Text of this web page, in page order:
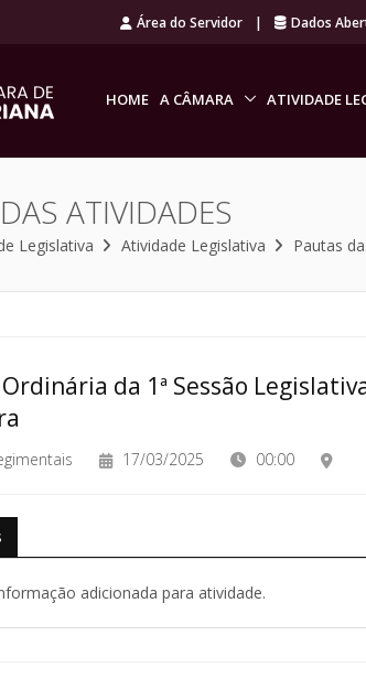
Área do Servidor | Dados
HOME A CÂMARA ATIVIDADE
ATIVIDADES
Legislativa Atividade Legislativa Pautas
Ordinária da 1ª Sessão
17/03/2025 00:00
adicionada para atividade.